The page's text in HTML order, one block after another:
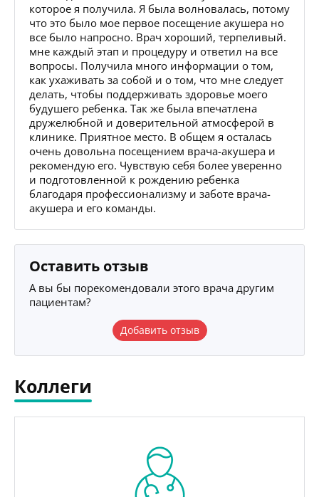
которое я получила. Я была волновалась, потому
что это было мое первое посещение акушера но
все было напросно. Врач хороший, терпеливый.
мне каждый этап и процедуру и ответил на все
вопросы. Получила много информации о том,
как ухаживать за собой и о том, что мне следует
делать, чтобы поддерживать здоровье моего
будушего ребенка. Так же была впечатлена
дружелюбной и доверительной атмосферой в
клинике. Приятное место. В общем я осталась
очень довольна посещением врача-акушера и
рекомендую его. Чувствую себя более уверенно
и подготовленной к рождению ребенка
благодаря профессионализму и заботе врача-
акушера и его команды.
Оставить отзыв
А вы бы порекомендовали этого врача другим
пациентам?
Добавить отзыв
Коллеги